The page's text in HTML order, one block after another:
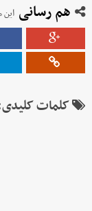
هم رسانی
کلمات